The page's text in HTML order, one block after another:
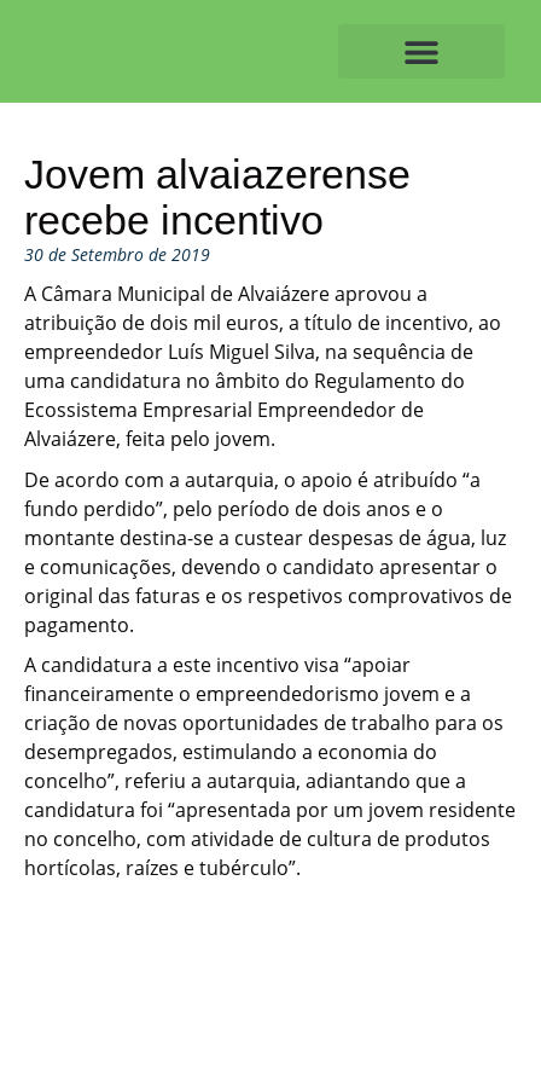
Jovem alvaiazerense
recebe incentivo
30 de Setembro de 2019
A Câmara Municipal de Alvaiázere aprovou a
atribuição de dois mil euros, a título de incentivo, ao
empreendedor Luís Miguel Silva, na sequência de
uma candidatura no âmbito do Regulamento do
Ecossistema Empresarial Empreendedor de
Alvaiázere, feita pelo jovem.
De acordo com a autarquia, o apoio é atribuído “a
fundo perdido”, pelo período de dois anos e o
montante destina-se a custear despesas de água, luz
e comunicações, devendo o candidato apresentar o
original das faturas e os respetivos comprovativos de
pagamento.
A candidatura a este incentivo visa “apoiar
financeiramente o empreendedorismo jovem e a
criação de novas oportunidades de trabalho para os
desempregados, estimulando a economia do
concelho”, referiu a autarquia, adiantando que a
candidatura foi “apresentada por um jovem residente
no concelho, com atividade de cultura de produtos
hortícolas, raízes e tubérculo”.